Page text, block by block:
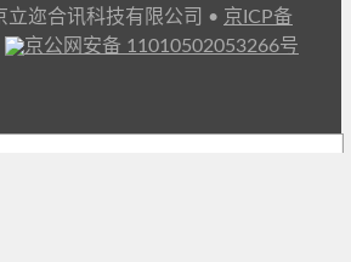
迩合讯科技有限公司 • 京ICP备
京公网安备 11010502053266号